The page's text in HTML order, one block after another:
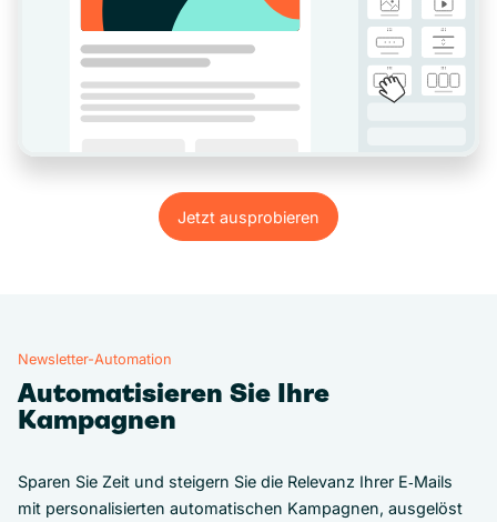
Jetzt ausprobieren
Jetzt ausprobieren
Newsletter-Automation
Automatisieren Sie Ihre
Kampagnen
Sparen Sie Zeit und steigern Sie die Relevanz Ihrer E‑Mails
mit personalisierten automatischen Kampagnen, ausgelöst